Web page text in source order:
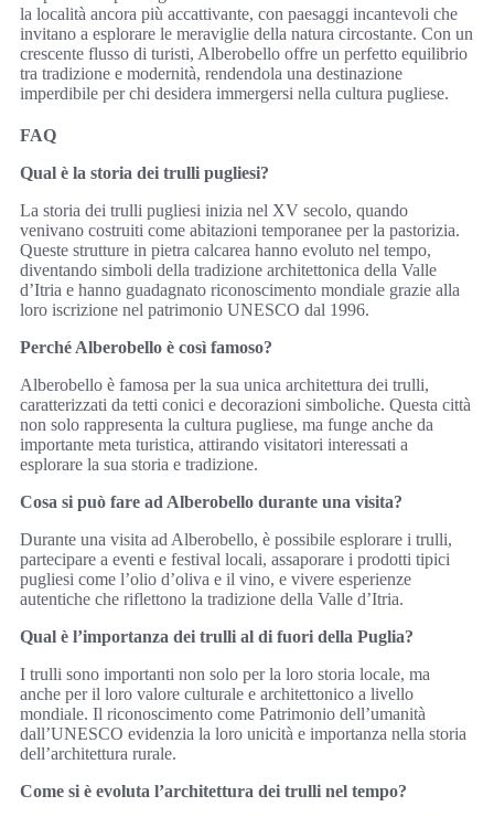
la località ancora più accattivante, con paesaggi incantevoli che
invitano a esplorare le meraviglie della natura circostante. Con un
crescente flusso di turisti, Alberobello offre un perfetto equilibrio
tra tradizione e modernità, rendendola una destinazione
imperdibile per chi desidera immergersi nella cultura pugliese.
FAQ
Qual è la storia dei trulli pugliesi?
La storia dei trulli pugliesi inizia nel XV secolo, quando
venivano costruiti come abitazioni temporanee per la pastorizia.
Queste strutture in pietra calcarea hanno evoluto nel tempo,
diventando simboli della tradizione architettonica della Valle
d’Itria e hanno guadagnato riconoscimento mondiale grazie alla
loro iscrizione nel patrimonio UNESCO dal 1996.
Perché Alberobello è così famoso?
Alberobello è famosa per la sua unica architettura dei trulli,
caratterizzati da tetti conici e decorazioni simboliche. Questa città
non solo rappresenta la cultura pugliese, ma funge anche da
importante meta turistica, attirando visitatori interessati a
esplorare la sua storia e tradizione.
Cosa si può fare ad Alberobello durante una visita?
Durante una visita ad Alberobello, è possibile esplorare i trulli,
partecipare a eventi e festival locali, assaporare i prodotti tipici
pugliesi come l’olio d’oliva e il vino, e vivere esperienze
autentiche che riflettono la tradizione della Valle d’Itria.
Qual è l’importanza dei trulli al di fuori della Puglia?
I trulli sono importanti non solo per la loro storia locale, ma
anche per il loro valore culturale e architettonico a livello
mondiale. Il riconoscimento come Patrimonio dell’umanità
dall’UNESCO evidenzia la loro unicità e importanza nella storia
dell’architettura rurale.
Come si è evoluta l’architettura dei trulli nel tempo?